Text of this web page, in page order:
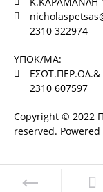
2310 322974
ΥΠΟΚ/ΜΑ:
2310 607597
Copyright © 2022
reserved. Powered